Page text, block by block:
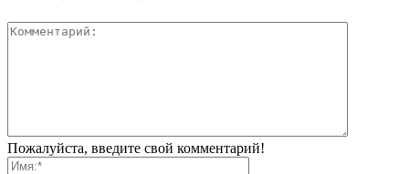
Пожалуйста, введите свой комментарий!